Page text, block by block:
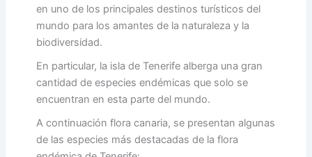
en uno de los principales destinos turísticos del
mundo para los amantes de la naturaleza y la
biodiversidad.
En particular, la isla de Tenerife alberga una gran
cantidad de especies endémicas que solo se
encuentran en esta parte del mundo.
A continuación flora canaria, se presentan algunas
de las especies más destacadas de la flora